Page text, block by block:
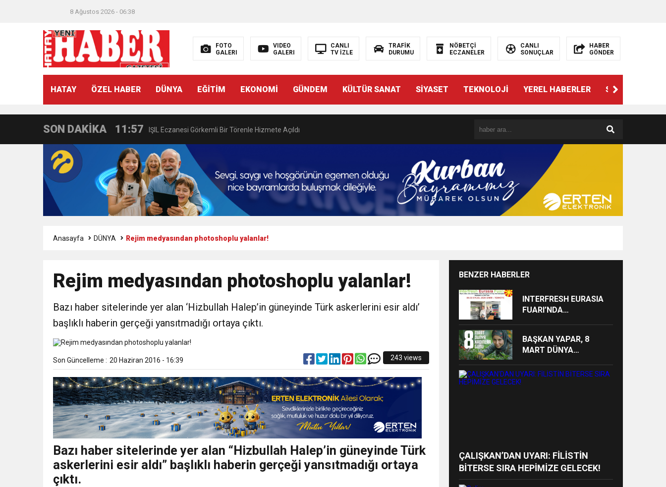
8 Ağustos 2026 - 06:38
FOTO
GALERI
VIDEO
GALERI
CANLI
TV İZLE
TRAFİK
DURUMU
NÖBETÇİ
ECZANELER
CANLI
SONUÇLAR
HABER
GÖNDER
HATAY ÖZEL HABER DÜNYA EĞİTİM EKONOMİ GÜNDEM KÜLTÜR SANAT SİYASET TEKNOLOJİ YEREL HABERLER SPOR
SON DAKİKA
21:40
18:22 BAŞKAN SAMİ ÜSTÜN’DEN GÖNÜLLERE DOKUNAN ZİYARET
11:47
11:57 IŞIL Eczanesi Görkemli Bir Törenle Hizmete Açıldı
21:40 HİKMET KAMİL ERYILMAZ’DAN EĞİTİME KALICI YATIRIM
3:47 Belediye Başkanı İbrahim Gül, Cumhuriyet, Türk Milletinin Özgürlük ve Onur Nişanesidir
6:19
1:00 İTSO İŞ-KUR SGK TOPLANTI DUYURUSU
21:40 CEYLANDERE’DE BAŞKAN EMRAH KARAÇAY’A SEVGİ SELİ
18:22 BAŞKAN SAMİ ÜSTÜN’DEN GÖNÜLLERE DOKUNAN ZİYARET
Anasayfa DÜNYA Rejim medyasından photoshoplu yalanlar!
Rejim medyasından photoshoplu yalanlar!
Bazı haber sitelerinde yer alan ‘Hizbullah Halep’in güneyinde Türk askerlerini esir aldı’
başlıklı haberin gerçeği yansıtmadığı ortaya çıktı.
Son Güncelleme : 20 Haziran 2016 - 16:39 243 views
Bazı haber sitelerinde yer alan “Hizbullah Halep’in güneyinde Türk
askerlerini esir aldı” başlıklı haberin gerçeği yansıtmadığı ortaya
çıktı.
BENZER HABERLER
INTERFRESH EURASIA
FUARI’NDA
SAYIM BAŞLADI
BAŞKAN YAPAR, 8
MART DÜNYA
KUTLADI
ÇALIŞKAN’DAN UYARI: FİLİSTİN
BİTERSE SIRA HEPİMİZE GELECEK!